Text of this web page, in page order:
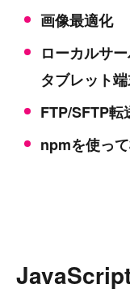
画像最適化
ローカルサ
タブレット
FTP/SFTP転
npmを使っ